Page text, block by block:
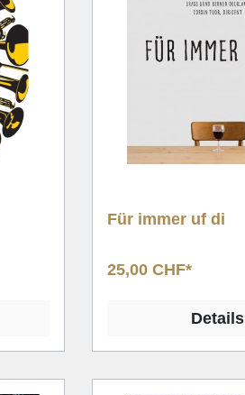
Für immer uf di
25,00 CHF*
Details